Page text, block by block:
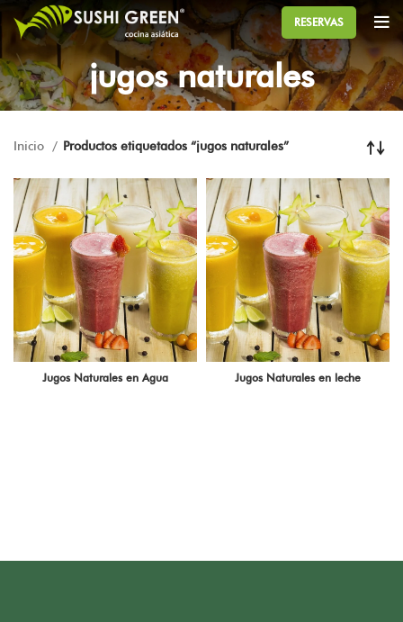
RESERVAS
jugos naturales
Inicio Productos etiquetados “jugos naturales”
Jugos Naturales en Agua Jugos Naturales en leche